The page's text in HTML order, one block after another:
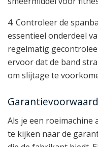
4. Controleer de
essentieel onderdeel
regelmatig
ervoor dat de band
om slijtage te
Als je een roeimachine
te kijken naar de